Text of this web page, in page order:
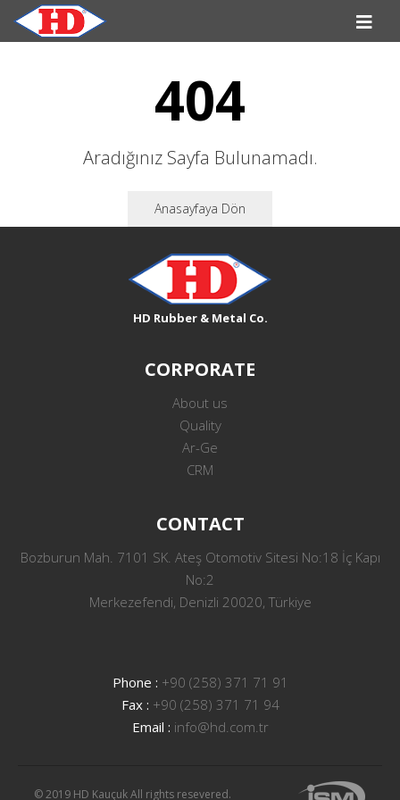
404
Aradığınız Sayfa Bulunamadı.
Anasayfaya Dön
HD Rubber & Metal Co.
CORPORATE
About us
Quality
Ar-Ge
CRM
CONTACT
Bozburun Mah. 7101 SK. Ateş Otomotiv Sitesi No:18 İç Kapı
No:2
Merkezefendi, Denizli 20020, Türkiye
Phone : +90 (258) 371 71 91
Fax : +90 (258) 371 71 94
Email : info@hd.com.tr
© 2019 HD Kauçuk All rights resevered.